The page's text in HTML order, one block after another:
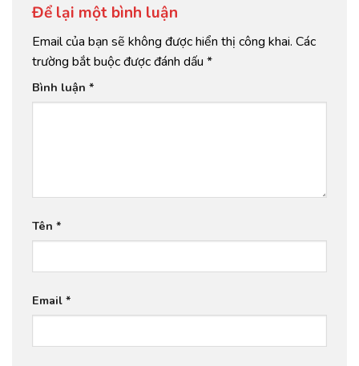
Để lại một bình luận
Email của bạn sẽ không được hiển thị công khai. Các
trường bắt buộc được đánh dấu *
Bình luận *
Tên *
Email *